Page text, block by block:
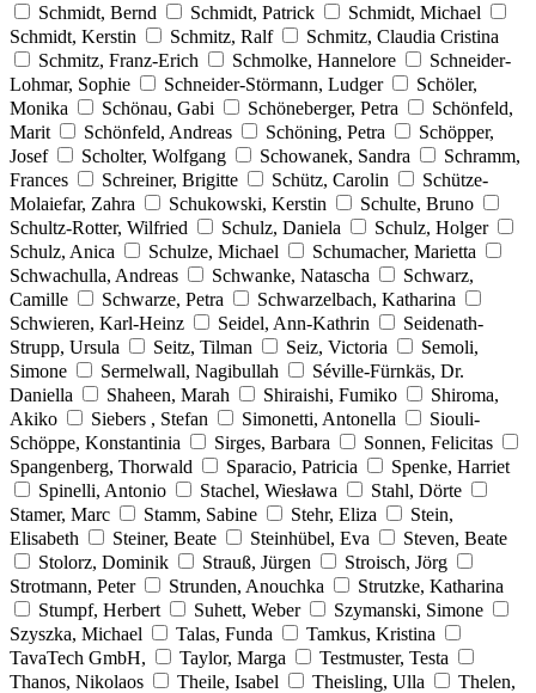
Schmidt, Bernd
Schmidt, Patrick
Schmidt, Michael
Schmidt, Kerstin
Schmitz, Ralf
Schmitz, Claudia Cristina
Schmitz, Franz-Erich
Schmolke, Hannelore
Schneider-
Lohmar, Sophie
Schneider-Störmann, Ludger
Schöler,
Monika
Schönau, Gabi Schöneberger, Petra
Schönfeld,
Marit
Schönfeld, Andreas Schöning, Petra
Schöpper,
Josef
Scholter, Wolfgang Schowanek, Sandra
Schramm,
Frances
Schreiner, Brigitte Schütz, Carolin
Schütze-
Molaiefar, Zahra
Schukowski, Kerstin
Schulte, Bruno
Schultz-Rotter, Wilfried
Schulz, Daniela
Schulz, Holger
Schulz, Anica
Schulze, Michael
Schumacher, Marietta
Schwachulla, Andreas
Schwanke, Natascha
Schwarz,
Camille
Schwarze, Petra
Schwarzelbach, Katharina
Schwieren, Karl-Heinz
Seidel, Ann-Kathrin
Seidenath-
Strupp, Ursula
Seitz, Tilman Seiz, Victoria
Semoli,
Simone
Sermelwall, Nagibullah
Séville-Fürnkäs, Dr.
Daniella
Shaheen, Marah Shiraishi, Fumiko
Shiroma,
Akiko
Siebers , Stefan Simonetti, Antonella
Siouli-
Schöppe, Konstantinia
Sirges, Barbara
Sonnen, Felicitas
Spangenberg, Thorwald
Sparacio, Patricia
Spenke, Harriet
Spinelli, Antonio
Stachel, Wiesława
Stahl, Dörte
Stamer, Marc
Stamm, Sabine Stehr, Eliza
Stein,
Elisabeth
Steiner, Beate Steinhübel, Eva
Steven, Beate
Stolorz, Dominik
Strauß, Jürgen
Stroisch, Jörg
Strotmann, Peter
Strunden, Anouchka
Strutzke, Katharina
Stumpf, Herbert
Suhett, Weber
Szymanski, Simone
Szyszka, Michael
Talas, Funda
Tamkus, Kristina
TavaTech GmbH,
Taylor, Marga
Testmuster, Testa
Thanos, Nikolaos
Theile, Isabel Theisling, Ulla
Thelen,